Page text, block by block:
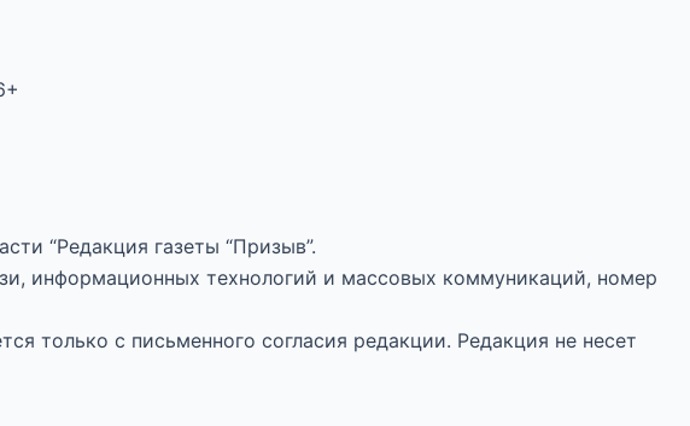
“Редакция газеты “Призыв”.
информационных технологий и массовых коммуникаций, номер
только с письменного согласия редакции. Редакция не несет